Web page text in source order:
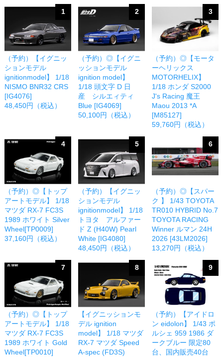
1
（予約）【イグニッ
ションモデル
ignitionmodel】 1/18
NISMO BNR32 CRS
[IG4076]
48,450円（税込）
2
（予約）◎【イグニ
ッションモデル
ignition model】
1/18 頭文字 D 日
産 シルエィティ
Blue [IG4069]
50,100円（税込）
3
（予約）◎【モータ
ーヘリックス
MOTORHELIX】
1/18 ホンダ S2000
J's Racing 魔王
Maou 2013 *A
[M85127]
59,760円（税込）
4
（予約）◎【トップ
アートモデル】 1/18
マツダ RX-7 FC3S
1989 ホワイト Silver
Wheel[TP0009]
37,160円（税込）
5
（予約）【イグニッ
ションモデル
ignitionmodel】 1/18
トヨタ アルファー
ド Z (H40W) Pearl
White [IG4080]
48,450円（税込）
6
（予約）◎【スパー
ク 】 1/43 TOYOTA
TR010 HYBRID No.7
TOYOTA RACING
Winner ルマン 24H
2026 [43LM2026]
13,270円（税込）
7
（予約）◎【トップ
アートモデル】 1/18
マツダ RX-7 FC3S
1989 ホワイト Gold
Wheel[TP0010]
8
【イグニッションモ
デル ignition
model】 1/18 マツダ
RX-7 マツダ Speed
A-spec (FD3S)
9
（予約）【アイドロ
ン eidolon】 1/43 ポ
ルシェ 959 1986 ダ
ークブルー 限定80
台、国内販売40台